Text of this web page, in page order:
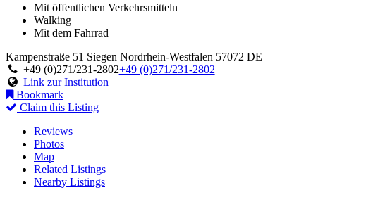
Mit öffentlichen Verkehrsmitteln
Walking
Mit dem Fahrrad
Kampenstraße 51 Siegen Nordrhein-Westfalen 57072 DE
+49 (0)271/231-2802+49 (0)271/231-2802
Link zur Institution
Bookmark
Claim this Listing
Reviews
Photos
Map
Related Listings
Nearby Listings